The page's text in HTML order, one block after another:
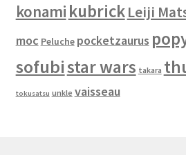
konami kubrickLeiji
moc Peluche pocketzaurus
sofubistar wars takara
tokusatsu unkle vaisseau